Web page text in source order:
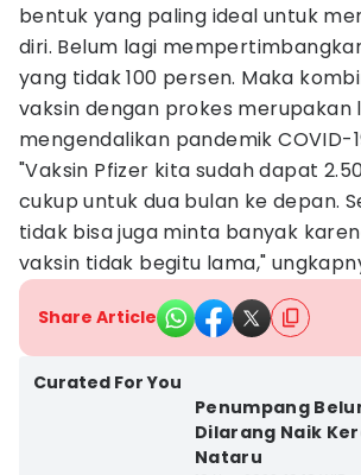
bentuk yang paling ideal untuk
diri. Belum lagi
yang tidak 100 persen. Maka
vaksin dengan prokes
mengendalikan pandemik COVID-
"Vaksin Pfizer kita sudah dapat
cukup untuk dua bulan ke depan.
tidak bisa juga minta banyak
vaksin tidak begitu lama,"
Share Article
Curated For You
Penumpang
Dilarang Naik
Nataru